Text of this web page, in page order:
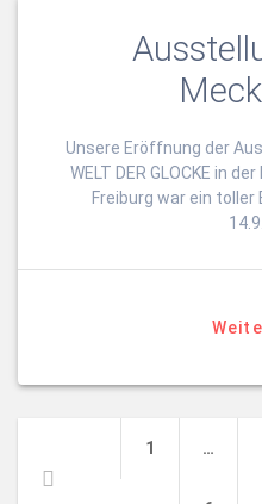
Unsere Eröffnung der
WELT DER GLOCKE in
Freiburg war ein
Seite
1 …